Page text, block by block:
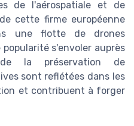
de l'aérospatiale et de
cette firme européenne
une flotte de drones
s'envoler auprès
la préservation de
sont reflétées dans les
et contribuent à forger